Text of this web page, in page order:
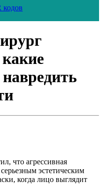
кодов
что агрессивная
эстетическим
когда лицо выглядит